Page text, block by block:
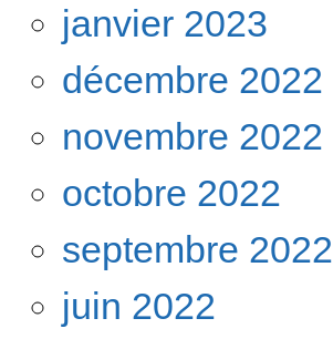
janvier 2023
décembre 2022
novembre 2022
octobre 2022
septembre 2022
juin 2022